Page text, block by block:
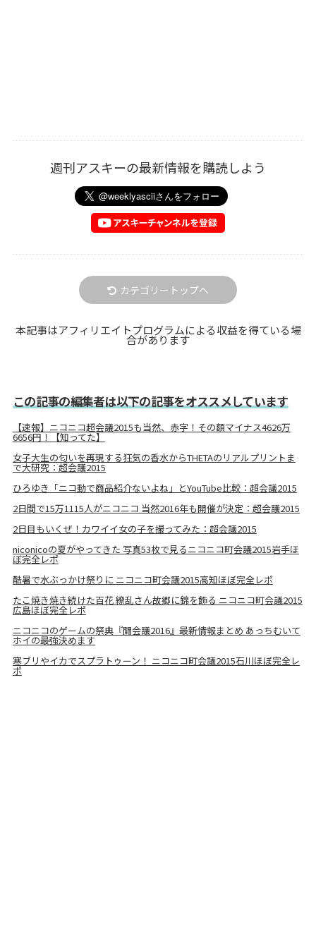
週刊アスキーの最新情報を購読しよう
カテゴリートップへ
本記事はアフィリエイトプログラムによる収益を得ている場
合があります
この記事の編集者は以下の記事をオススメしています
【速報】ニコニコ超会議2015も当然、赤字！その額マイナス4626万
6656円！【知ってた】
女子大生の匂いを再現する狂気の香水からTHETAのリアルプリントま
で大研究：超会議2015
ひろゆき「ニコ動で商品紹介ないよね」とYouTube比較：超会議2015
2日間で15万1115人がニコニコ 当然2016年も開催が決定：超会議2015
2日目もいくぜ！カワイイ女の子を撮ってみた：超会議2015
niconicoの夏がやってきた 写真53枚で見るニコニコ町会議2015岩手ほ
ぼ完全レポ
酷暑で水ぶっかけ祭りに ニコニコ町会議2015高知ほぼ完全レポ
たこ焼き焼き続けた百花 繚乱さん故郷に錦を飾る ニコニコ町会議2015
広島ほぼ完全レポ
ニコニコのゲームの祭典『闘会議2016』最新情報まとめ あっちむいて
ホイの最強決めます
寒ブリやイカでスプラトゥーン！ ニコニコ町会議2015石川ほぼ完全レ
ポ